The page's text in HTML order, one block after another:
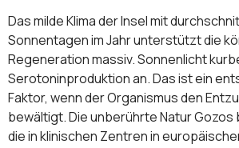
Das milde Klima der Insel mit
Sonnentagen im Jahr unterstützt die
Regeneration massiv. Sonnenlicht
Serotoninproduktion an. Das ist ein
Faktor, wenn der Organismus den
bewältigt. Die unberührte Natur Gozos
die in klinischen Zentren in